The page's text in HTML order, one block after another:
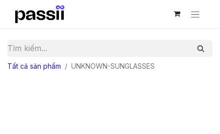
Tất cả sản phẩm UNKNOWN-SUNGLASSES